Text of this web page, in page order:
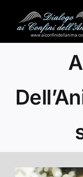
contenuto